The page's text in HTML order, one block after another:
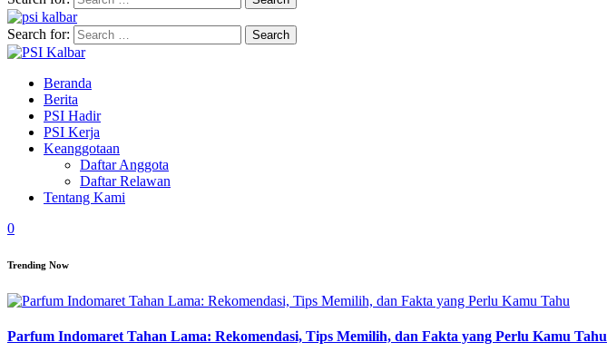
Search for:
Beranda
Berita
PSI Hadir
PSI Kerja
Keanggotaan
Daftar Anggota
Daftar Relawan
Tentang Kami
0
Trending Now
Parfum Indomaret Tahan Lama: Rekomendasi, Tips Memilih, dan Fakta yang Perlu Kamu Tahu